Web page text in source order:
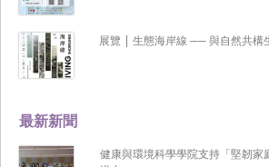
最新新聞
健康與環境科學學院支持「堅韌家
展覽 | 生態海岸線 ── 與自然共構